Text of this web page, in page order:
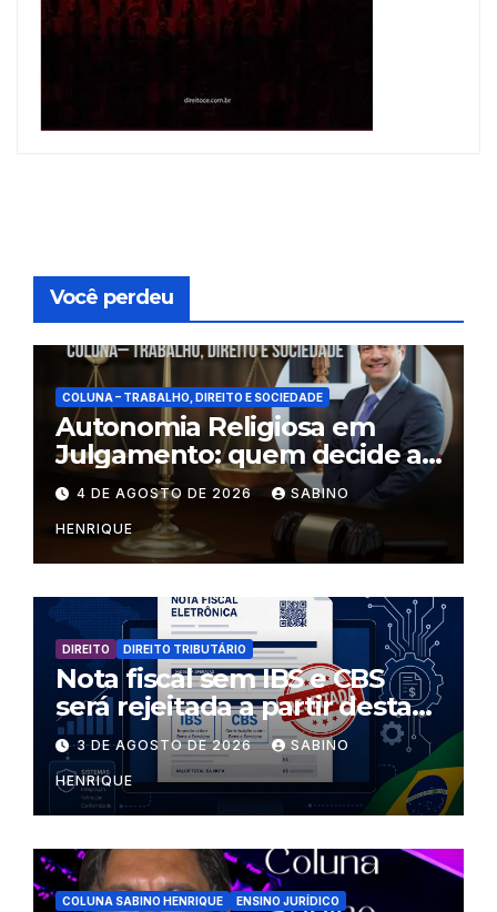
Você perdeu
COLUNA – TRABALHO, DIREITO E SOCIEDADE
Autonomia Religiosa em
Julgamento: quem decide as
regras dentro dos templos?
4 DE AGOSTO DE 2026 SABINO
HENRIQUE
DIREITO DIREITO TRIBUTÁRIO
Nota fiscal sem IBS e CBS
será rejeitada a partir desta
segunda-feira
3 DE AGOSTO DE 2026 SABINO
HENRIQUE
COLUNA SABINO HENRIQUE ENSINO JURÍDICO